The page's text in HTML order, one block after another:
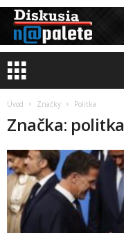
Úvod Značky Politka
Značka: politka